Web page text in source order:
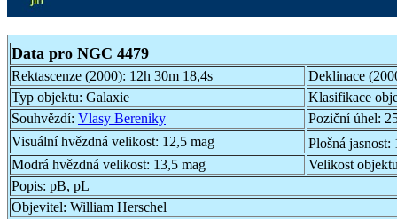
Data pro NGC 4479
Rektascenze (2000): 12h 30m 18,4s
Deklinace
Typ objektu: Galaxie
Klasifikace
Souhvězdí: Vlasy Bereniky Poziční úhel:
Visuální hvězdná velikost: 12,5 mag Plošná jasnost:
Modrá hvězdná velikost: 13,5 mag
Velikost
Popis: pB, pL
Objevitel: William Herschel